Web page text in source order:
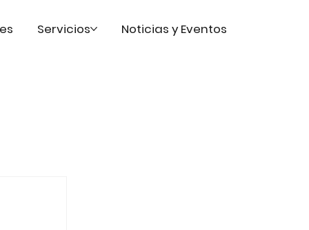
Servicios Noticias y Eventos